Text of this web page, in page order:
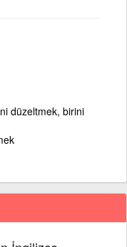
düzeltmek, birini